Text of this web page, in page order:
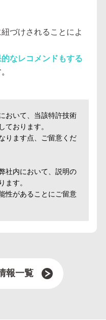
づけされることによ
なレコメンドもする
おいて、当該特許技術
ております。
ります点、ご留意くだ
社内において、説明の
ます。
性があることにご留意
報一覧